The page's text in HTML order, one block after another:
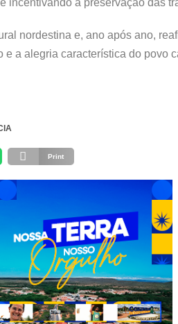
incentivando a preservação das
nordestina e, ano após ano,
a alegria característica do povo
Print